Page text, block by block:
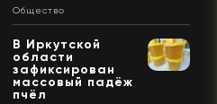
Общество
В Иркутской
области
зафиксирован
массовый падёж
пчёл